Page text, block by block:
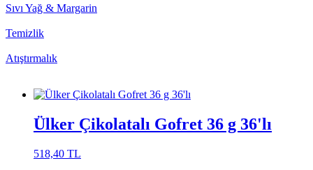
Sıvı Yağ & Margarin
Temizlik
Atıştırmalık
Ülker Çikolatalı Gofret 36 g 36'lı
518,40 TL